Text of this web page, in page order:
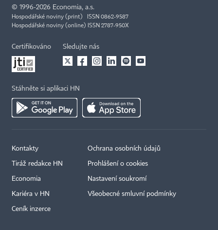
© 1996-2026 Economia, a.s.
Hospodářské noviny (print) ISSN 0862-9587
Hospodářské noviny (online) ISSN 2787-950X
Certifikováno Sledujte nás
Stáhněte si aplikaci HN
Kontakty
Tiráž redakce HN
Economia
Kariéra v HN
Ceník inzerce
Ochrana osobních údajů
Prohlášení o cookies
Nastavení soukromí
Všeobecné smluvní podmínky